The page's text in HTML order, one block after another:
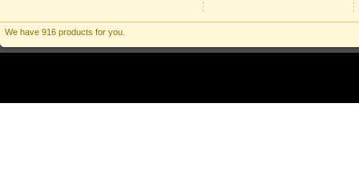
We have 916 products for you.